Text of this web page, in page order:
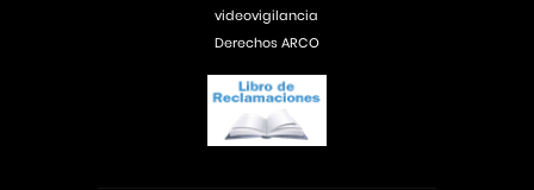
videovigilancia
Derechos ARCO